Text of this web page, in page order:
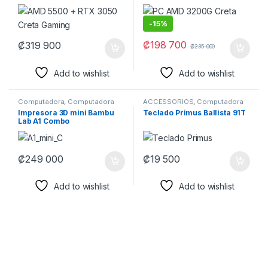
₡319 900
Add to wishlist
-15%
₡198 700 ₡235 000
Add to wishlist
Computadora, Computadora
CRETA Computadoras
COMPUTADORAS,Impresión,
IMPRESORA,Impresoras
Impresora 3D mini Bambu
Lab A1 Combo
₡249 000
Add to wishlist
ACCESSORIOS, Computadora
CRETA , Consolas ,Nintendo,
Periféricos,Perifericos,
Teclado Primus Ballista 91T
₡19 500
Add to wishlist